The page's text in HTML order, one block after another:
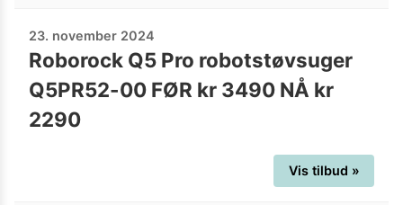
23. november 2024
Roborock Q5 Pro robotstøvsuger
Q5PR52-00 FØR kr 3490 NÅ kr
2290
Vis tilbud »